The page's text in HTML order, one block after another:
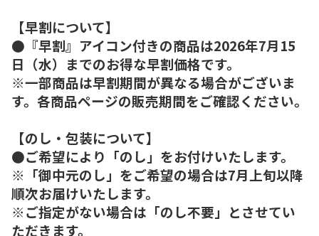
【早割について】
●『早割』アイコン付きの商品は2026年7月15
日（水）までのお得な早割価格です。
※一部商品は早割期間が異なる場合がございま
す。各商品ページの販売期間をご確認ください。
【のし・包装について】
●ご希望により「のし」をお付けいたします。
※「御中元のし」をご希望の場合は7月上旬以降
順次お届けいたします。
※ご指定がない場合は「のし不要」とさせてい
ただきます。